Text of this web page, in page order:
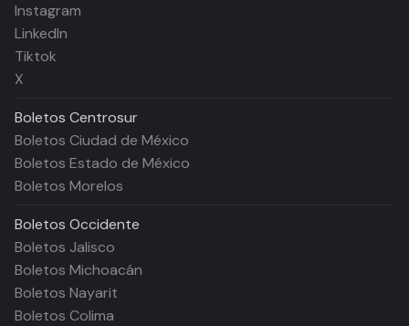
Instagram
LinkedIn
Tiktok
X
Boletos Centrosur
Boletos Ciudad de México
Boletos Estado de México
Boletos Morelos
Boletos Occidente
Boletos Jalisco
Boletos Michoacán
Boletos Nayarit
Boletos Colima